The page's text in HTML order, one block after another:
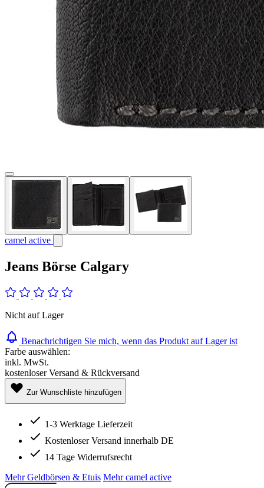
camel active
Jeans Börse Calgary
Nicht auf Lager
Benachrichtigen Sie mich, wenn das Produkt auf Lager ist
Farbe auswählen:
inkl. MwSt.
kostenloser Versand & Rückversand
Zur Wunschliste hinzufügen
1-3 Werktage Lieferzeit
Kostenloser Versand innerhalb DE
14 Tage Widerrufsrecht
Mehr Geldbörsen & Etuis Mehr camel active